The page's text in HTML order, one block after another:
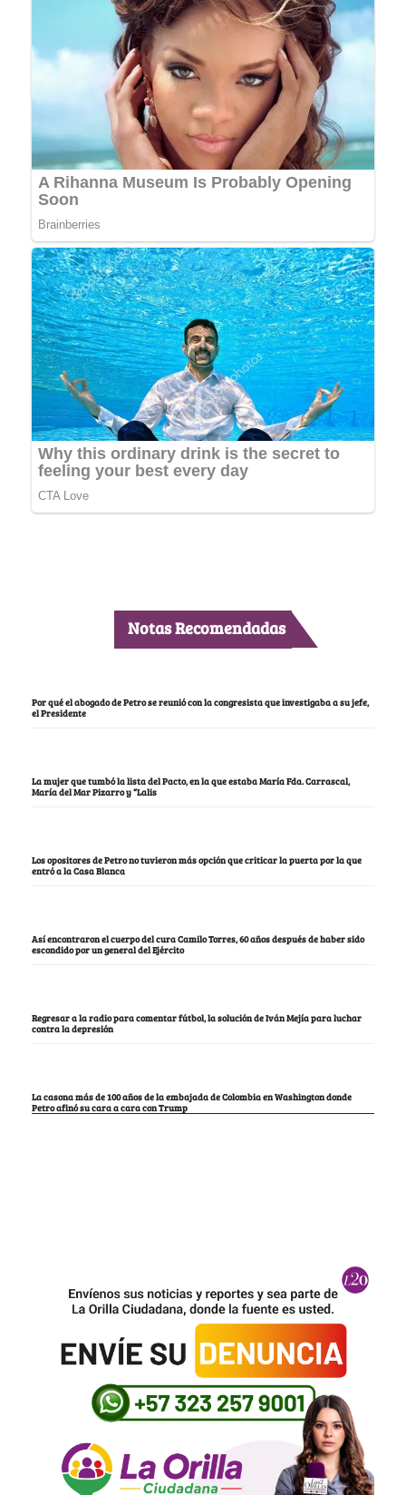
Notas Recomendadas
Por qué el abogado de Petro se reunió con la congresista que investigaba a su jefe,
el Presidente
La mujer que tumbó la lista del Pacto, en la que estaba María Fda. Carrascal,
María del Mar Pizarro y “Lalis
Los opositores de Petro no tuvieron más opción que criticar la puerta por la que
entró a la Casa Blanca
Así encontraron el cuerpo del cura Camilo Torres, 60 años después de haber sido
escondido por un general del Ejército
Regresar a la radio para comentar fútbol, la solución de Iván Mejía para luchar
contra la depresión
La casona más de 100 años de la embajada de Colombia en Washington donde
Petro afinó su cara a cara con Trump